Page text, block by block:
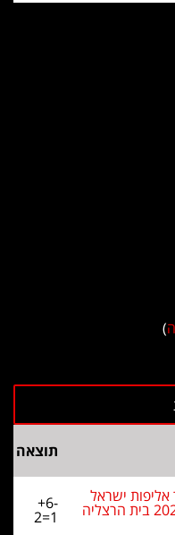
)
תוצאה
ישראל
2025/2026 בית הרצליה +6-
2=1